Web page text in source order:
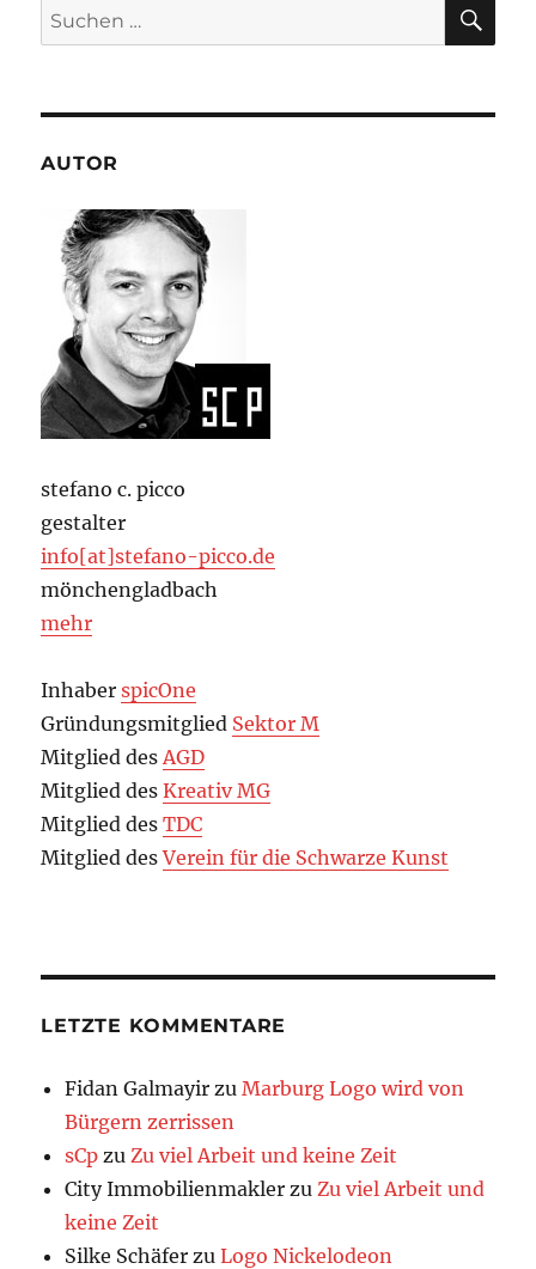
Suchen
nach:
AUTOR
stefano c. picco
gestalter
info[at]stefano-picco.de
mönchengladbach
mehr
InhaberspicOne
Gründungsmitglied Sektor M
Mitglied des AGD
Mitglied desKreativ MG
Mitglied desTDC
Mitglied desVerein für die Schwarze Kunst
LETZTE KOMMENTARE
Fidan Galmayir zu Marburg Logo wird von
Bürgern zerrissen
sCp zu Zu viel Arbeit und keine Zeit
City Immobilienmakler zu Zu viel Arbeit und
keine Zeit
Silke Schäfer zuLogo Nickelodeon